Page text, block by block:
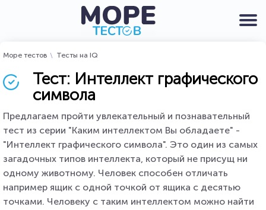
Море тестов Тесты на IQ
Тест: Интеллект графического
символа
Предлагаем пройти увлекательный и познавательный
тест из серии "Каким интеллектом Вы обладаете" -
"Интеллект графического символа". Это один из самых
загадочных типов интеллекта, который не присущ ни
одному животному. Человек способен отличать
например ящик с одной точкой от ящика с десятью
точками. Человеку с таким интеллектом можно найти